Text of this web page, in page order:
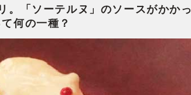
。「ソーテルヌ」のソースがかかっ
何の一種？